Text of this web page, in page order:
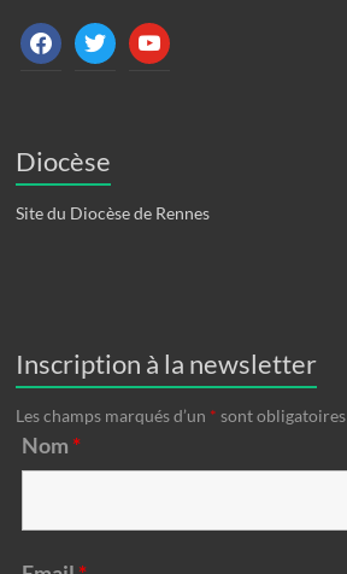
facebooktwitter youtube
Diocèse
Site du Diocèse de Rennes
Inscription à la newsletter
Les champs marqués d’un * sont obligatoires
Nom *